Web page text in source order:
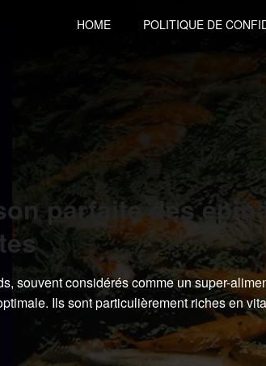
HOME POLITIQUE DE
parfaite des
souvent considérés comme un super-
Ils sont particulièrement riches en